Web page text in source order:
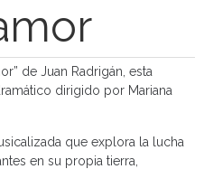
de Juan Radrigán, esta
dirigido por Mariana
que explora la lucha
en su propia tierra,